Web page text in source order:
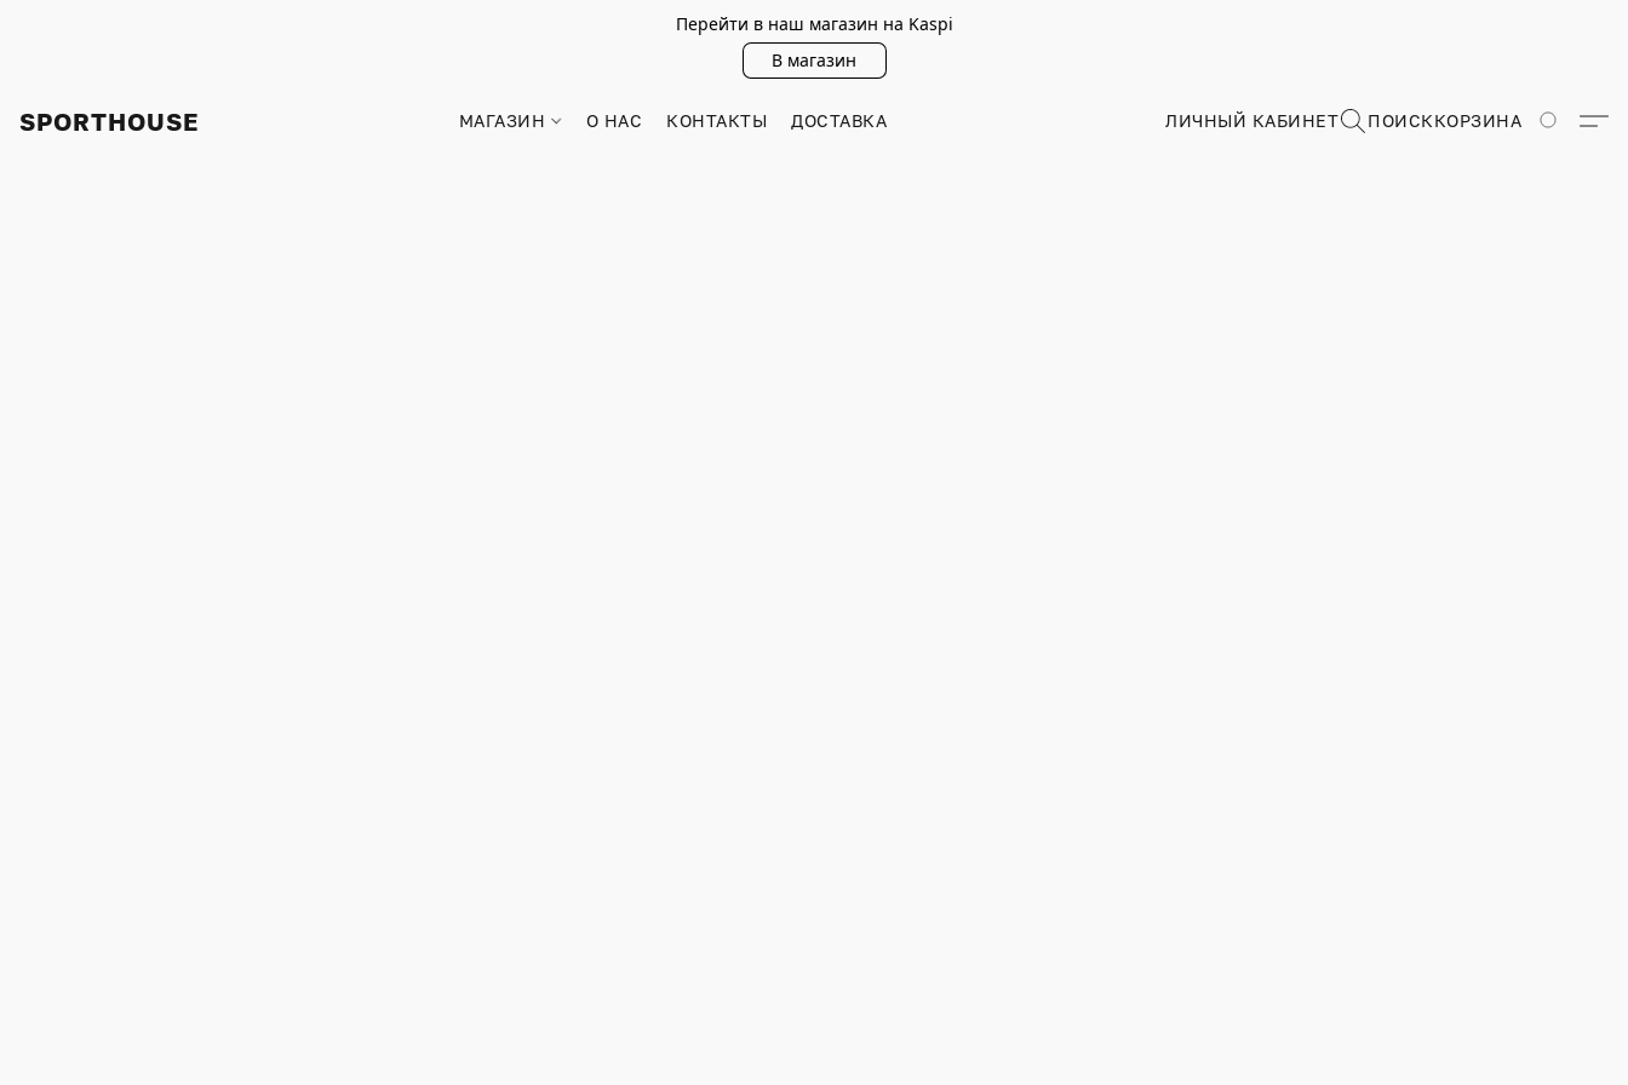
Перейти в наш магазин на Kaspi
В магазин
SPORTHOUSE МАГАЗИН О НАС КОНТАКТЫ ДОСТАВКА ЛИЧНЫЙ КАБИНЕТ ПОИСККОРЗИНА